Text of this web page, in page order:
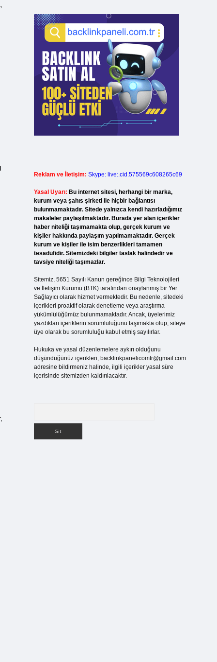
Reklam ve İletişim: Skype: live:.cid.575569c608265c69
Yasal Uyarı: Bu internet sitesi, herhangi bir marka,
kurum veya şahıs şirketi ile hiçbir bağlantısı
bulunmamaktadır. Sitede yalnızca kendi hazırladığımız
makaleler paylaşılmaktadır. Burada yer alan içerikler
haber niteliği taşımamakta olup, gerçek kurum ve
kişiler hakkında paylaşım yapılmamaktadır. Gerçek
kurum ve kişiler ile isim benzerlikleri tamamen
tesadüfidir. Sitemizdeki bilgiler taslak halindedir ve
tavsiye niteliği taşımazlar.
Sitemiz, 5651 Sayılı Kanun gereğince Bilgi Teknolojileri
ve İletişim Kurumu (BTK) tarafından onaylanmış bir Yer
Sağlayıcı olarak hizmet vermektedir. Bu nedenle, sitedeki
içerikleri proaktif olarak denetleme veya araştırma
yükümlülüğümüz bulunmamaktadır. Ancak, üyelerimiz
yazdıkları içeriklerin sorumluluğunu taşımakta olup, siteye
üye olarak bu sorumluluğu kabul etmiş sayılırlar.
Hukuka ve yasal düzenlemelere aykırı olduğunu
düşündüğünüz içerikleri, backlinkpanelicomtr@gmail.com
adresine bildirmeniz halinde, ilgili içerikler yasal süre
içerisinde sitemizden kaldırılacaktır.